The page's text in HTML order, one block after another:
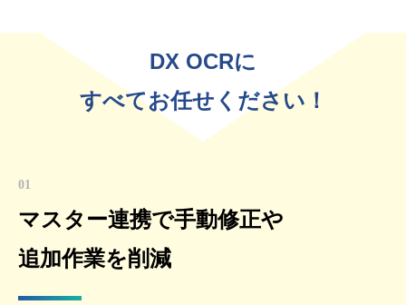
DX OCRに
すべてお任せください！
01
マスター連携で手動修正や
追加作業を削減